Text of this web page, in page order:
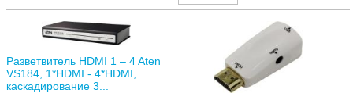
отказали в ремонте. Можете
покупать, если хотите
сэкономить, но бывает и
такая ситуация как у меня.
Разветвитель HDMI 1 – 4 Aten
VS184, 1*HDMI - 4*HDMI,
каскадирование 3...